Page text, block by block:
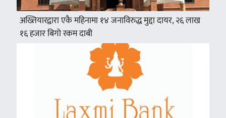
अख्तियारद्वारा एकै महिनामा १४ जनाविरुद्ध मुद्दा दायर, २६ लाख
१६ हजार बिगो रकम दाबी